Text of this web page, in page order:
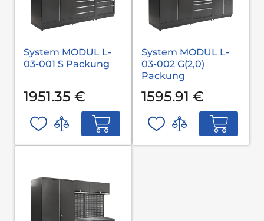
System MODUL L-
03-001 S Packung
1951.35 €
System MODUL L-
03-002 G(2,0)
Packung
1595.91 €